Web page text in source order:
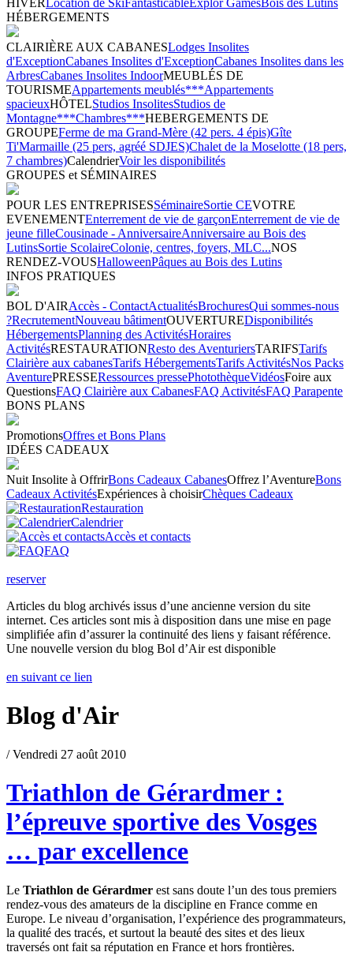
HIVERLocation de SkiFantasticableExplor GamesBois des Lutins
HÉBERGEMENTS
CLAIRIÈRE AUX CABANESLodges Insolites
d'ExceptionCabanes Insolites d'ExceptionCabanes Insolites dans les
ArbresCabanes Insolites IndoorMEUBLÉS DE
TOURISMEAppartements meublés***Appartements
spacieuxHÔTELStudios InsolitesStudios de
Montagne***Chambres***HEBERGEMENTS DE
GROUPEFerme de ma Grand-Mère (42 pers. 4 épis)Gîte
Ti'Marmaille (25 pers, agréé SDJES)Chalet de la Moselotte (18 pers,
7 chambres)CalendrierVoir les disponibilités
GROUPES et SÉMINAIRES
POUR LES ENTREPRISESSéminaireSortie CEVOTRE
EVENEMENTEnterrement de vie de garçonEnterrement de vie de
jeune filleCousinade - AnniversaireAnniversaire au Bois des
LutinsSortie ScolaireColonie, centres, foyers, MLC...NOS
RENDEZ-VOUSHalloweenPâques au Bois des Lutins
INFOS PRATIQUES
BOL D'AIRAccès - ContactActualitésBrochuresQui sommes-nous
?RecrutementNouveau bâtimentOUVERTUREDisponibilités
HébergementsPlanning des ActivitésHoraires
ActivitésRESTAURATIONResto des AventuriersTARIFSTarifs
Clairière aux cabanesTarifs HébergementsTarifs ActivitésNos Packs
AventurePRESSERessources pressePhotothèqueVidéosFoire aux
QuestionsFAQ Clairière aux CabanesFAQ ActivitésFAQ Parapente
BONS PLANS
PromotionsOffres et Bons Plans
IDÉES CADEAUX
Nuit Insolite à OffrirBons Cadeaux CabanesOffrez l’AventureBons
Cadeaux ActivitésExpériences à choisirChèques Cadeaux
Restauration
Calendrier
Accès et contacts
FAQ
reserver
Articles du blog archivés issus d’une ancienne version du site
internet. Ces articles sont mis à disposition dans une mise en page
simplifiée afin d’assurer la continuité des liens y faisant référence.
Une nouvelle version du blog Bol d’Air est disponible
en suivant ce lien
Blog d'Air
/ Vendredi 27 août 2010
Triathlon de Gérardmer :
l’épreuve sportive des Vosges
… par excellence
Le Triathlon de Gérardmer est sans doute l’un des tous premiers
rendez-vous des amateurs de la discipline en France comme en
Europe. Le niveau d’organisation, l’expérience des programmateurs,
la qualité des tracés, et surtout la beauté des sites et des lieux
traversés ont fait sa réputation en France et hors frontières.